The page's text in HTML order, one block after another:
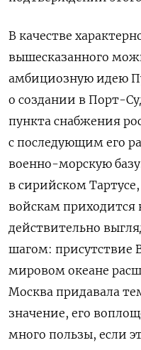
В качестве
вышесказанного
амбициозную идею
о создании в Порт-
пункта снабжения
с последующим его
военно-морскую
в сирийском
войскам приходится
действительно
шагом: присутствие
мировом океане
Москва придавала
значение, его
много пользы, если